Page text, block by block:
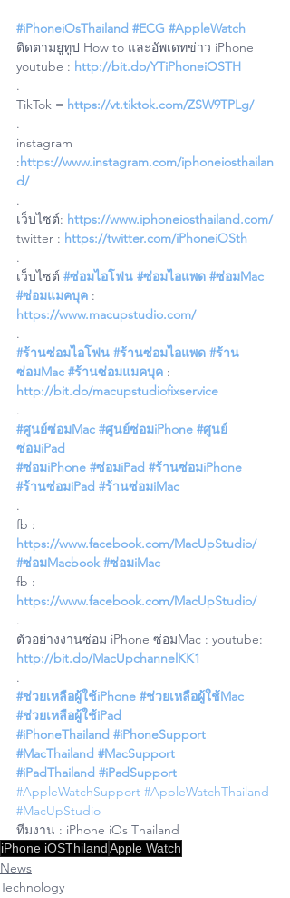
#iPhoneiOsThailand #ECG #AppleWatch
ติดตามยูทูป How to และอัพเดทข่าว iPhone
youtube : http://bit.do/YTiPhoneiOSTH
.
TikTok = https://vt.tiktok.com/ZSW9TPLg/
.
instagram
:https://www.instagram.com/iphoneiosthailan
d/
.
เว็บไซต์: https://www.iphoneiosthailand.com/
twitter : https://twitter.com/iPhoneiOSth
.
เว็บไซต์ #ซ่อมไอโฟน #ซ่อมไอแพด #ซ่อมMac
#ซ่อมแมคบุค :
https://www.macupstudio.com/
.
#ร้านซ่อมไอโฟน #ร้านซ่อมไอแพด #ร้าน
ซ่อมMac #ร้านซ่อมแมคบุค :
http://bit.do/macupstudiofixservice
.
#ศูนย์ซ่อมMac #ศูนย์ซ่อมiPhone #ศูนย์
ซ่อมiPad
#ซ่อมiPhone #ซ่อมiPad #ร้านซ่อมiPhone
#ร้านซ่อมiPad #ร้านซ่อมiMac
.
fb :
https://www.facebook.com/MacUpStudio/
#ซ่อมMacbook #ซ่อมiMac
fb :
https://www.facebook.com/MacUpStudio/
.
ตัวอย่างงานซ่อม iPhone ซ่อมMac : youtube:
http://bit.do/MacUpchannelKK1
.
#ช่วยเหลือผู้ใช้iPhone #ช่วยเหลือผู้ใช้Mac
#ช่วยเหลือผู้ใช้iPad
#iPhoneThailand #iPhoneSupport
#MacThailand #MacSupport
#iPadThailand #iPadSupport
#AppleWatchSupport #AppleWatchThailand
#MacUpStudio
ทีมงาน : iPhone iOs Thailand
iPhone iOSThilandApple Watch
News
Technology